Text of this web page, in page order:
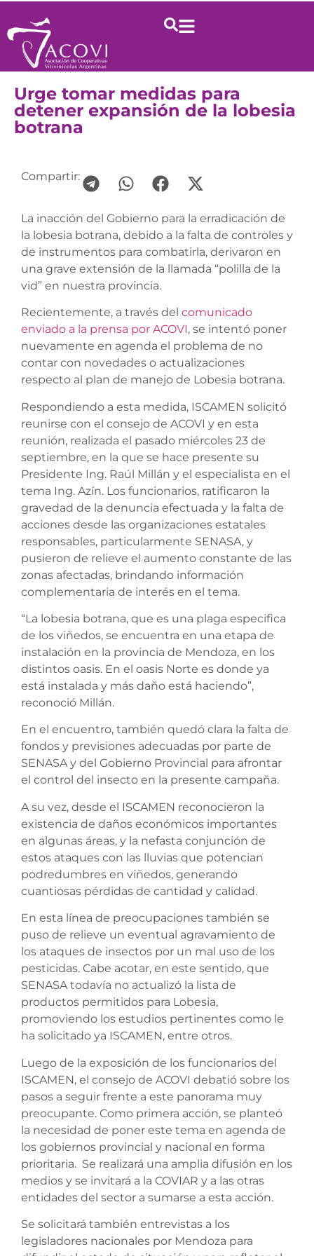
Urge tomar medidas para
detener expansión de la lobesia
botrana
Compartir:
La inacción del Gobierno para la erradicación de
la lobesia botrana, debido a la falta de controles y
de instrumentos para combatirla, derivaron en
una grave extensión de la llamada “polilla de la
vid” en nuestra provincia.
Recientemente, a través del comunicado
enviado a la prensa por ACOVI, se intentó poner
nuevamente en agenda el problema de no
contar con novedades o actualizaciones
respecto al plan de manejo de Lobesia botrana.
Respondiendo a esta medida, ISCAMEN solicitó
reunirse con el consejo de ACOVI y en esta
reunión, realizada el pasado miércoles 23 de
septiembre, en la que se hace presente su
Presidente Ing. Raúl Millán y el especialista en el
tema Ing. Azín. Los funcionarios, ratificaron la
gravedad de la denuncia efectuada y la falta de
acciones desde las organizaciones estatales
responsables, particularmente SENASA, y
pusieron de relieve el aumento constante de las
zonas afectadas, brindando información
complementaria de interés en el tema.
“La lobesia botrana, que es una plaga especifica
de los viñedos, se encuentra en una etapa de
instalación en la provincia de Mendoza, en los
distintos oasis. En el oasis Norte es donde ya
está instalada y más daño está haciendo”,
reconoció Millán.
En el encuentro, también quedó clara la falta de
fondos y previsiones adecuadas por parte de
SENASA y del Gobierno Provincial para afrontar
el control del insecto en la presente campaña.
A su vez, desde el ISCAMEN reconocieron la
existencia de daños económicos importantes
en algunas áreas, y la nefasta conjunción de
estos ataques con las lluvias que potencian
podredumbres en viñedos, generando
cuantiosas pérdidas de cantidad y calidad.
En esta línea de preocupaciones también se
puso de relieve un eventual agravamiento de
los ataques de insectos por un mal uso de los
pesticidas. Cabe acotar, en este sentido, que
SENASA todavía no actualizó la lista de
productos permitidos para Lobesia,
promoviendo los estudios pertinentes como le
ha solicitado ya ISCAMEN, entre otros.
Luego de la exposición de los funcionarios del
ISCAMEN, el consejo de ACOVI debatió sobre los
pasos a seguir frente a este panorama muy
preocupante. Como primera acción, se planteó
la necesidad de poner este tema en agenda de
los gobiernos provincial y nacional en forma
prioritaria. Se realizará una amplia difusión en los
medios y se invitará a la COVIAR y a las otras
entidades del sector a sumarse a esta acción.
Se solicitará también entrevistas a los
legisladores nacionales por Mendoza para